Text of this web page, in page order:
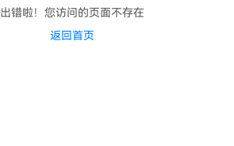
出错啦！您访问的页面不存在
返回首页